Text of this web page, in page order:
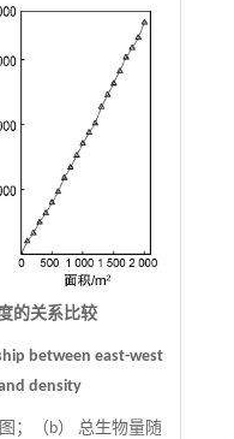
的关系比较
between east-west
density
；（b） 总生物量随